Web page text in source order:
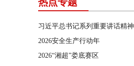
习近平总书记系列重要讲话精神
2026安全生产行动年
2026“湘超”娄底赛区